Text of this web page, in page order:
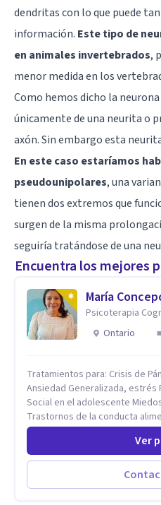
dendritas con lo que puede
información. Este tipo de
en animales invertebrados,
menor medida en los
Como hemos dicho la
únicamente de una neurita o
axón. Sin embargo esta
En este caso estaríamos
pseudounipolares, una
tienen dos extremos que
surgen de la misma
seguiría tratándose de una
Encuentra los mejores
María
Psicoterapia
Ontario
Tratamientos para: Crisis de
Ansiedad Generalizada, estrés
Social en el adolescente
Trastornos de la conducta
Modificación conductas no
conductas obsesivas,
compulsivo. Tratamiento Eficaz
Evaluación, contención e
Conductas autolesivas en el
Ver